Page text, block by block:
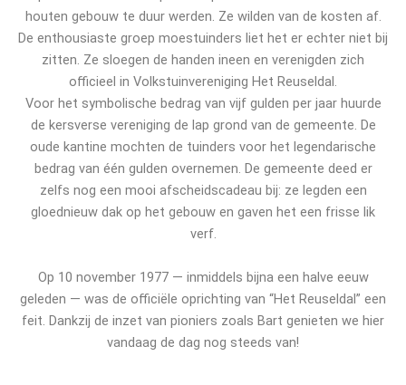
houten gebouw te duur werden. Ze wilden van de kosten af.
De enthousiaste groep moestuinders liet het er echter niet bij
zitten. Ze sloegen de handen ineen en verenigden zich
officieel in Volkstuinvereniging Het Reuseldal.
Voor het symbolische bedrag van vijf gulden per jaar huurde
de kersverse vereniging de lap grond van de gemeente. De
oude kantine mochten de tuinders voor het legendarische
bedrag van één gulden overnemen. De gemeente deed er
zelfs nog een mooi afscheidscadeau bij: ze legden een
gloednieuw dak op het gebouw en gaven het een frisse lik
verf.
Op 10 november 1977 — inmiddels bijna een halve eeuw
geleden — was de officiële oprichting van “Het Reuseldal” een
feit. Dankzij de inzet van pioniers zoals Bart genieten we hier
vandaag de dag nog steeds van!